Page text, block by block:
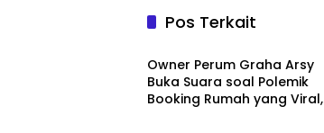
Pos Terkait
Uncategorized
Owner Perum Graha Arsy
Buka Suara soal Polemik
Booking Rumah yang Viral,
Uncategorized